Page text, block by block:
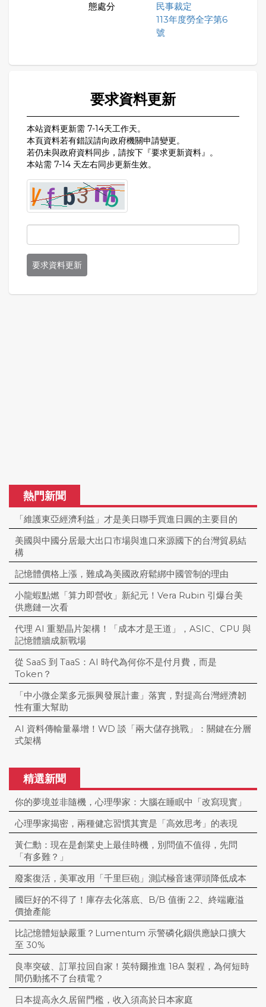
態處分
民事裁定
113年度勞全字第6
號
要求資料更新
本站資料更新需 7-14天工作天。
本頁資料若有錯誤請向政府機關申請變更。
若仍未與政府資料同步，請按下『要求更新資料』。
本站需 7-14 天左右同步更新生效。
要求資料更新
熱門新聞
「維護東亞經濟利益」才是美日聯手買進日圓的主要目的
美國與中國分居最大出口市場與進口來源國下的台灣貿易結
構
記憶體價格上漲，難成為美國政府鬆綁中國管制的理由
小龍蝦點燃「算力即營收」新紀元！Vera Rubin 引爆台美
供應鏈一次看
代理 AI 重塑晶片架構！「成本才是王道」，ASIC、CPU 與
記憶體牆成新戰場
從 SaaS 到 TaaS：AI 時代為何你不是付月費，而是
Token？
「中小微企業多元振興發展計畫」落實，對提高台灣經濟韌
性有重大幫助
AI 資料傳輸量暴增！WD 談「兩大儲存挑戰」：關鍵在分層
式架構
精選新聞
你的夢境並非隨機，心理學家：大腦在睡眠中「改寫現實」
心理學家揭密，兩種健忘習慣其實是「高效思考」的表現
黃仁勳：現在是創業史上最佳時機，別問值不值得，先問
「有多難？」
廢案復活，美軍改用「千里巨砲」測試極音速彈頭降低成本
國巨好的不得了！庫存去化落底、B/B 值衝 2.2、終端廠溢
價搶產能
比記憶體短缺嚴重？Lumentum 示警磷化銦供應缺口擴大
至 30%
良率突破、訂單拉回自家！英特爾推進 18A 製程，為何短時
間仍動搖不了台積電？
日本提高永久居留門檻，收入須高於日本家庭